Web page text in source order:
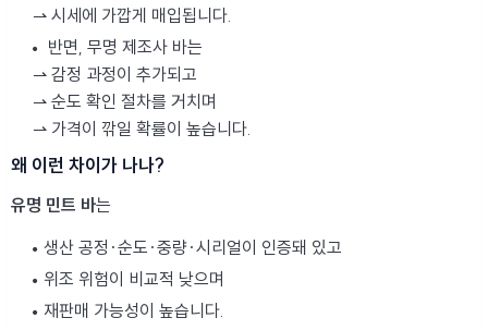
⇀ 시세에 가깝게 매입됩니다.
반면, 무명 제조사 바는
⇀ 감정 과정이 추가되고
⇀ 순도 확인 절차를 거치며
⇀ 가격이 깎일 확률이 높습니다.
왜 이런 차이가 나나?
유명 민트 바는
생산 공정·순도·중량·시리얼이 인증돼 있고
위조 위험이 비교적 낮으며
재판매 가능성이 높습니다.